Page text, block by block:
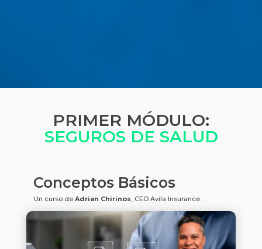
PRIMER MÓDULO:
SEGUROS DE SALUD
Conceptos Básicos
Un curso de Adrian Chirinos, CEO Avila Insurance.